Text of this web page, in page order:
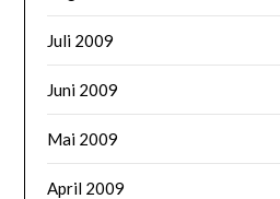
Juli 2009
Juni 2009
Mai 2009
April 2009